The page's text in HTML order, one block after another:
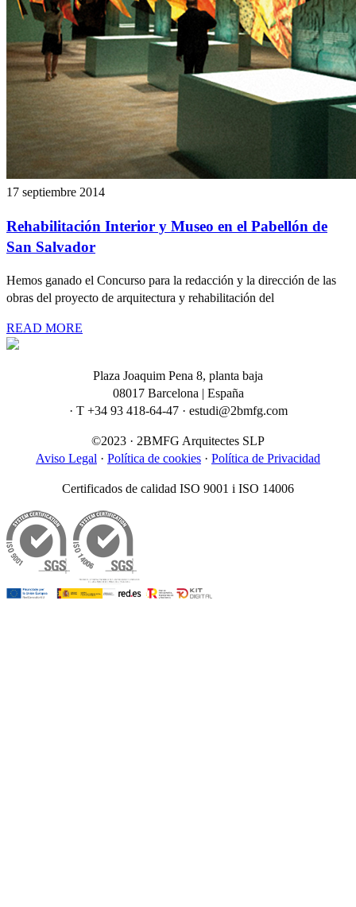
17 septiembre 2014
Rehabilitación Interior y Museo en el Pabellón de
San Salvador
Hemos ganado el Concurso para la redacción y la dirección de las
obras del proyecto de arquitectura y rehabilitación del
READ MORE
Plaza Joaquim Pena 8, planta baja
08017 Barcelona | España
· T +34 93 418-64-47 · estudi@2bmfg.com
©2023 · 2BMFG Arquitectes SLP
Aviso Legal · Política de cookies · Política de Privacidad
Certificados de calidad ISO 9001 i ISO 14006